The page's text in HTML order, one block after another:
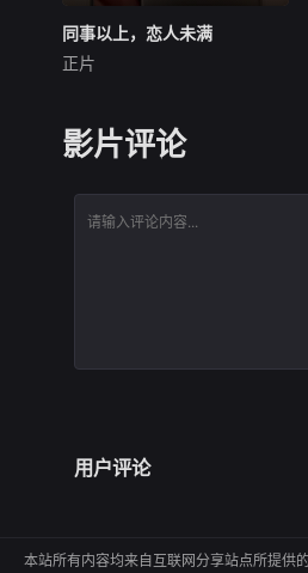
同事以上，恋人未满
洛佩兹饰演的航空公司 和戈德
斯坦饰演的律师因职业合作的
们的工作可能被毁掉，要何去
同事以上，恋人未满
正片
影片评论
用户评论
本站所有内容均来自互联网分享站点所提供